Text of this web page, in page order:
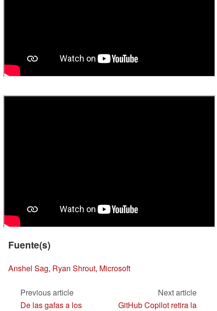
Fuente(s)
Anshel Sag, Ryan Shrout, Microsoft
Previous article
De las gafas a los
Next article
GitHub Copilot retira la